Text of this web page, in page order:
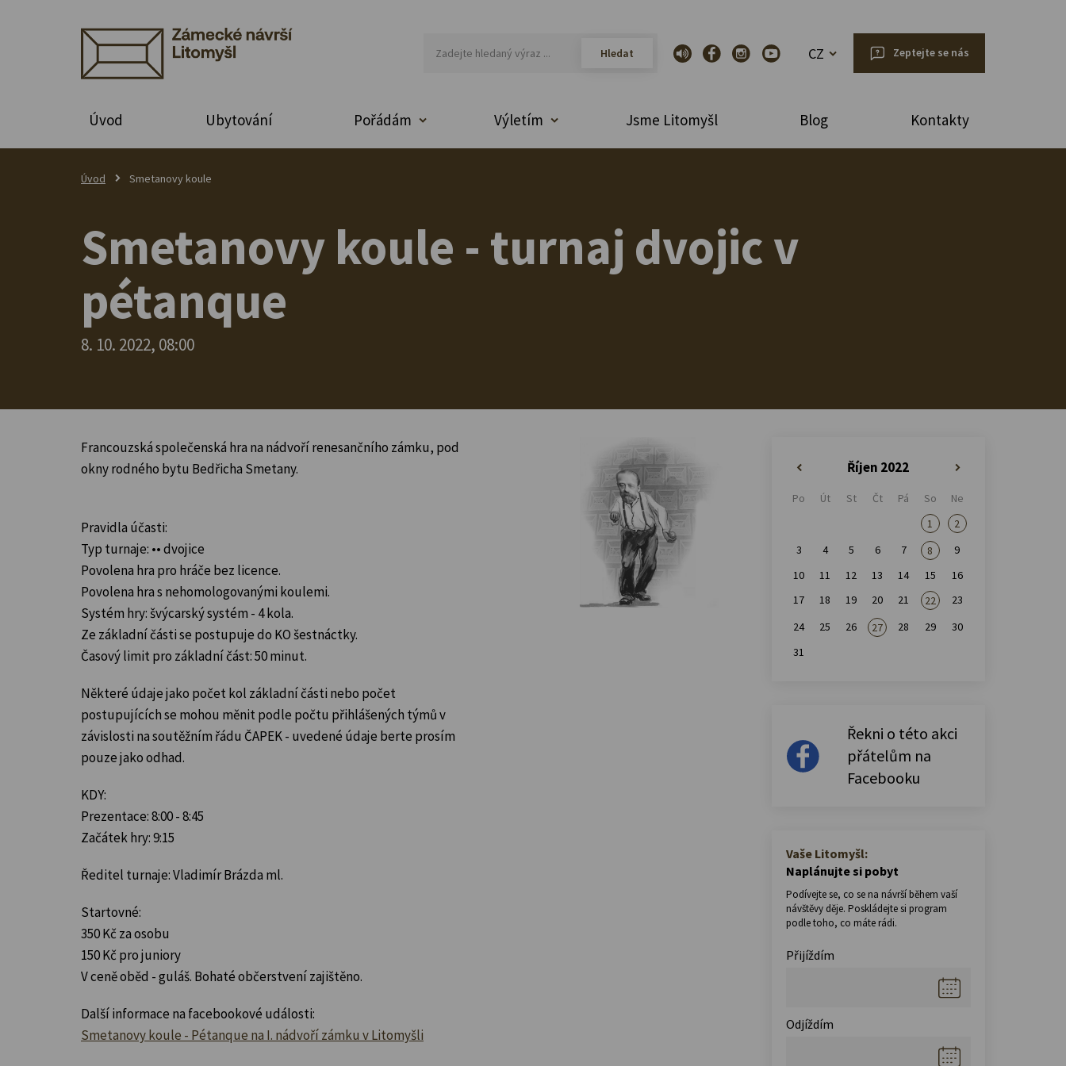
CZ Zeptejte se nás
Úvod Ubytování Pořádám Výletím Jsme Litomyšl Blog Kontakty
Úvod Smetanovy koule
Smetanovy koule - turnaj dvojic v
pétanque
8. 10. 2022, 08:00
Francouzská společenská hra na nádvoří renesančního zámku, pod
okny rodného bytu Bedřicha Smetany.
Pravidla účasti:
Typ turnaje: •• dvojice
Povolena hra pro hráče bez licence.
Povolena hra s nehomologovanými koulemi.
Systém hry: švýcarský systém - 4 kola.
Ze základní části se postupuje do KO šestnáctky.
Časový limit pro základní část: 50 minut.
Některé údaje jako počet kol základní části nebo počet
postupujících se mohou měnit podle počtu přihlášených týmů v
závislosti na soutěžním řádu ČAPEK - uvedené údaje berte prosím
pouze jako odhad.
KDY:
Prezentace: 8:00 - 8:45
Začátek hry: 9:15
Ředitel turnaje: Vladimír Brázda ml.
Startovné:
350 Kč za osobu
150 Kč pro juniory
V ceně oběd - guláš. Bohaté občerstvení zajištěno.
Další informace na facebookové události:
Smetanovy koule - Pétanque na I. nádvoří zámku v Litomyšli
Říjen 2022
Po Út St Čt Pá So
Ne
1
2
3
4 5 6 7 8
9
10
11 12 13 14 15
16
17
18 19 20 21 22
23
24
25 26 27 28 29
30
31
Řekni o této akci
přátelům na
Facebooku
Vaše Litomyšl:
Naplánujte si pobyt
Podívejte se, co se na návrší během vaší
návštěvy děje. Poskládejte si program
podle toho, co máte rádi.
Přijíždím
Odjíždím